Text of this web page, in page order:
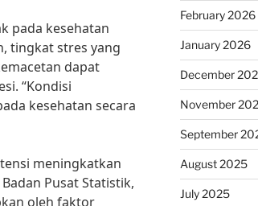
pada kesehatan
tingkat stres yang
dapat
“Kondisi
kesehatan secara
meningkatkan
Pusat Statistik,
oleh faktor
February 2026
January 2026
December
November
September
August 2025
July 2025